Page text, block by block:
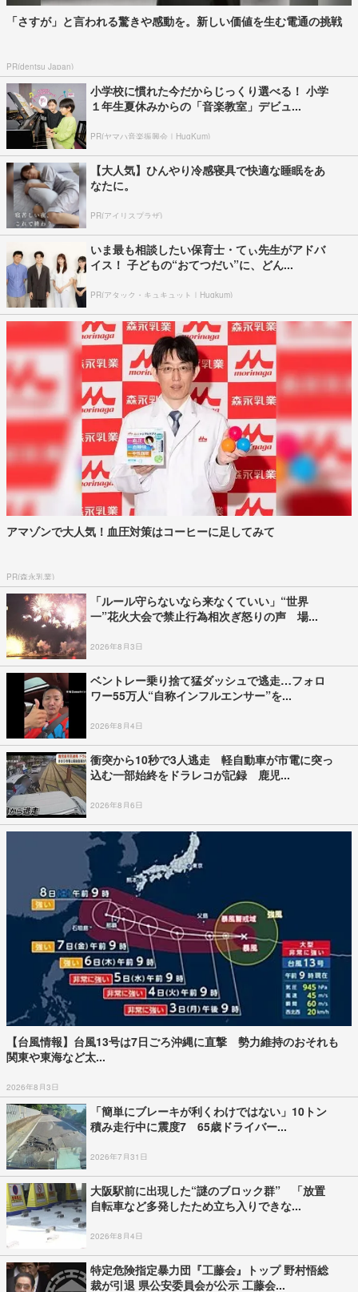
「さすが」と言われる驚きや感動を。新しい価値を生む電通の挑戦
PR(dentsu Japan)
小学校に慣れた今だからじっくり選べる！ 小学
１年生夏休みからの「音楽教室」デビュ...
PR(ヤマハ音楽振興会｜HugKum)
【大人気】ひんやり冷感寝具で快適な睡眠をあ
なたに。
PR(アイリスプラザ)
いま最も相談したい保育士・てぃ先生がアドバ
イス！ 子どもの“おてつだい”に、どん...
PR(アタック・キュキュット｜Hugkum)
アマゾンで大人気！血圧対策はコーヒーに足してみて
PR(森永乳業)
「ルール守らないなら来なくていい」“世界
一”花火大会で禁止行為相次ぎ怒りの声 場...
2026年8月3日
ベントレー乗り捨て猛ダッシュで逃走…フォロ
ワー55万人“自称インフルエンサー”を...
2026年8月4日
衝突から10秒で3人逃走 軽自動車が市電に突っ
込む一部始終をドラレコが記録 鹿児...
2026年8月6日
【台風情報】台風13号は7日ごろ沖縄に直撃 勢力維持のおそれも
関東や東海など太...
2026年8月3日
「簡単にブレーキが利くわけではない」10トン
積み走行中に震度7 65歳ドライバー...
2026年7月31日
大阪駅前に出現した“謎のブロック群” 「放置
自転車など多発したため立ち入りできな...
2026年8月4日
特定危険指定暴力団『工藤会』トップ 野村悟総
裁が引退 県公安委員会が公示 工藤会...